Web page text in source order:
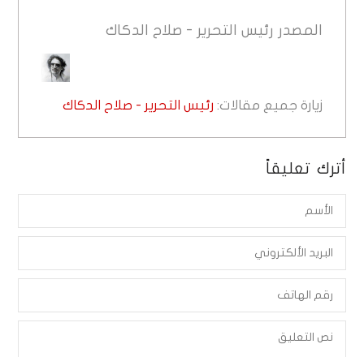
المصدر رئيس التحرير - صلاح الدكاك
زيارة جميع مقالات: رئيس التحرير - صلاح الدكاك
أترك تعليقاً